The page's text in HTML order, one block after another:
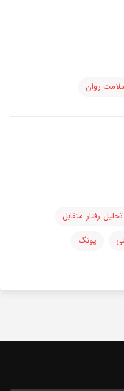
روان
تحلیل رفتار متقابل
یونگ